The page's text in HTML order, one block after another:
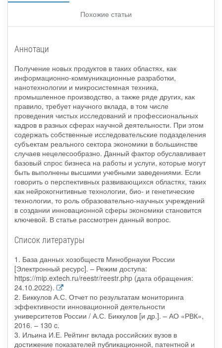
Похожие статьи
Аннотаци
Получение новых продуктов в таких областях, как
информационно-коммуникационные разработки,
нанотехнологии и микросистемная техника,
промышленное производство, а также ряде других, как
правило, требует научного вклада, в том числе
проведения чистых исследований и профессиональных
кадров в разных сферах научной деятельности. При этом
содержать собственные исследовательские подазделения
субъектам реального сектора экономики в большинстве
случаев нецелесообразно. Данный фактор обуславливает
базовый спрос бизнеса на работы и услуги, которые могут
быть выполнены высшими учебными заведениями. Если
говорить о перспективных развивающихся областях, таких
как нейрокогнитивные технологии, био- и генетические
технологии, то роль образовательно-научных учреждений
в создании инновационной сферы экономики становится
ключевой. В статье рассмотрен данный вопрос.
Список литературы
1. База данных хозобществ Минобрнауки России
[Электронный ресурс]. – Режим доступа:
https://mip.extech.ru/reestr/reestr.php (дата обращения:
24.10.2022).
2. Биккулов А.С. Отчет по результатам мониторинга
эффективности инновационной деятельности
университетов России / А.С. Биккулов [и др.]. – АО «РВК»,
2016. – 130 c.
3. Ильина И.Е. Рейтинг вклада российских вузов в
достижение показателей публикационной, патентной и